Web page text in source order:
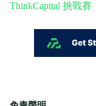
ThinkCapital 挑戰賽